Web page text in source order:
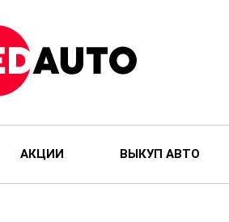
АКЦИИ ВЫКУП АВТО